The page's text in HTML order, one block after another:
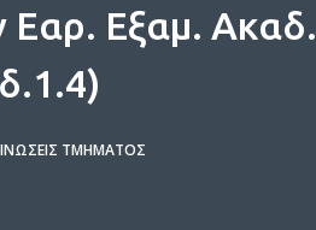
Εαρ. Εξαμ. Ακαδ.
ΤΜΉΜΑΤΟΣ